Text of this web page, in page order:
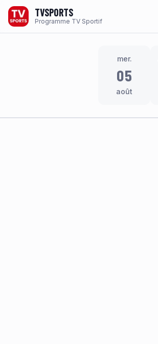
TVSPORTS
Programme TV Sportif
mer.
05
août